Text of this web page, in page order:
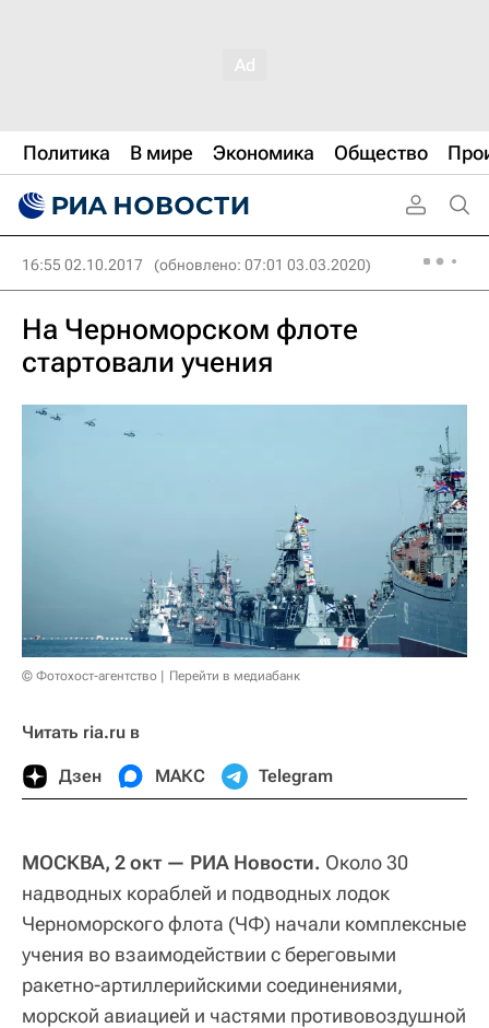
Политика В мире Экономика Общество
16:55 02.10.2017 (обновлено: 07:01 03.03.2020)
На Черноморском флоте
стартовали учения
© Фотохост-агентство Перейти в медиабанк
Читать ria.ru в
Дзен МАКС Telegram
МОСКВА, 2 окт — РИА Новости. Около 30
надводных кораблей и подводных лодок
Черноморского флота (ЧФ) начали комплексные
учения во взаимодействии с береговыми
ракетно-артиллерийскими соединениями,
морской авиацией и частями противовоздушной